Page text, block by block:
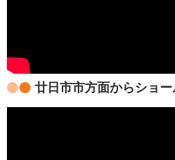
廿日市市方面からショ